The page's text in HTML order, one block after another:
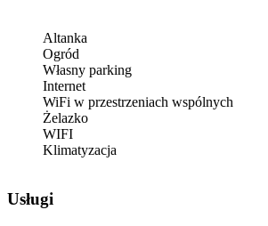
Altanka
Ogród
Własny parking
Internet
WiFi w przestrzeniach wspólnych
Żelazko
WIFI
Klimatyzacja
Usługi